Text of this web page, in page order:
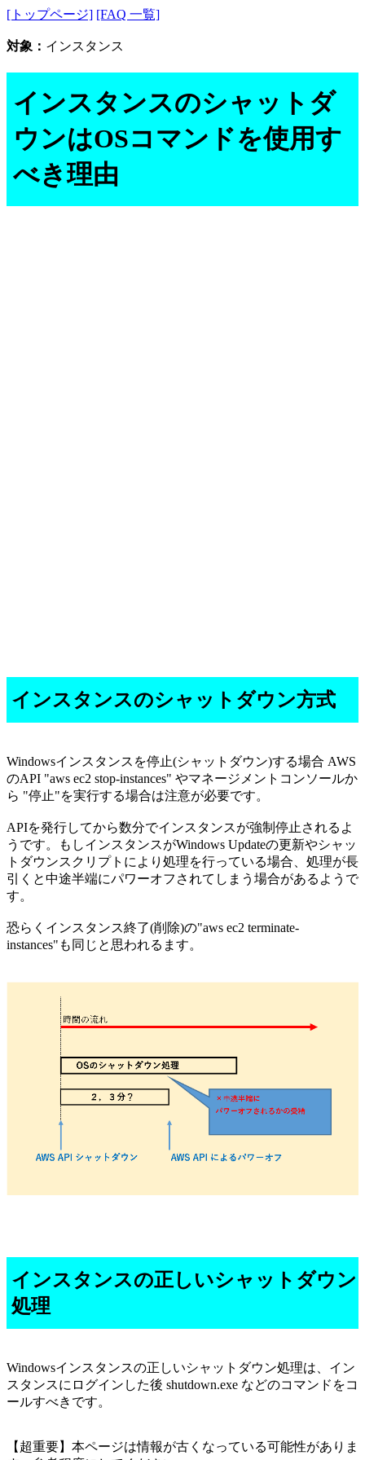
[トップページ] [FAQ 一覧]
対象： インスタンス
インスタンスのシャットダ
ウンはOSコマンドを使用す
べき理由
インスタンスのシャットダウン方式
Windowsインスタンスを停止(シャットダウン)する場合 AWS
のAPI "aws ec2 stop-instances" やマネージメントコンソールか
ら "停止"を実行する場合は注意が必要です。
APIを発行してから数分でインスタンスが強制停止されるよ
うです。もしインスタンスがWindows Updateの更新やシャッ
トダウンスクリプトにより処理を行っている場合、処理が長
引くと中途半端にパワーオフされてしまう場合があるようで
す。
恐らくインスタンス終了(削除)の"aws ec2 terminate-
instances"も同じと思われるます。
インスタンスの正しいシャットダウン
処理
Windowsインスタンスの正しいシャットダウン処理は、イン
スタンスにログインした後 shutdown.exe などのコマンドをコ
ールすべきです。
【超重要】本ページは情報が古くなっている可能性がありま